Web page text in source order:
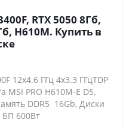
RTX 5050 8Гб,
12x4.6 ГГц 4x3.3 ГГцTDP
MSI PRO H610M-E D5,
DDR5 16Gb, Диски
БП 600Вт